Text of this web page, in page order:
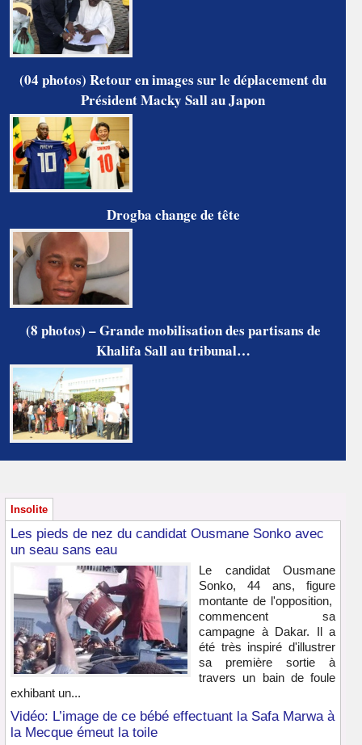
(04 photos) Retour en images sur le déplacement du
Président Macky Sall au Japon
Drogba change de tête
(8 photos) – Grande mobilisation des partisans de
Khalifa Sall au tribunal…
Insolite
Les pieds de nez du candidat Ousmane Sonko avec
un seau sans eau
Le candidat Ousmane
Sonko, 44 ans, figure
montante de l'opposition,
commencent sa
campagne à Dakar. Il a
été très inspiré d'illustrer
sa première sortie à
travers un bain de foule
exhibant un...
Vidéo: L’image de ce bébé effectuant la Safa Marwa à
la Mecque émeut la toile